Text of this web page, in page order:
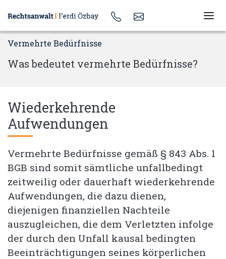
Vermehrte Bedürfnisse
Was bedeutet vermehrte Bedürfnisse?
Wiederkehrende
Aufwendungen
Vermehrte Bedürfnisse gemäß § 843 Abs. 1
BGB sind somit sämtliche unfallbedingt
zeitweilig oder dauerhaft wiederkehrende
Aufwendungen, die dazu dienen,
diejenigen finanziellen Nachteile
auszugleichen, die dem Verletzten infolge
der durch den Unfall kausal bedingten
Beeinträchtigungen seines körperlichen